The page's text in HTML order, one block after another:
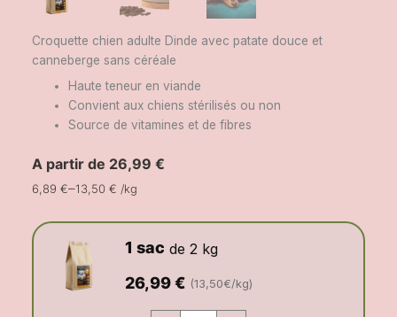
Croquette chien adulte Dinde avec patate douce et
canneberge sans céréale
Haute teneur en viande
Convient aux chiens stérilisés ou non
Source de vitamines et de fibres
A partir de 26,99 €
6,89 €–13,50 € /kg
1 sac de 2 kg
26,99€ (13,50€/kg)